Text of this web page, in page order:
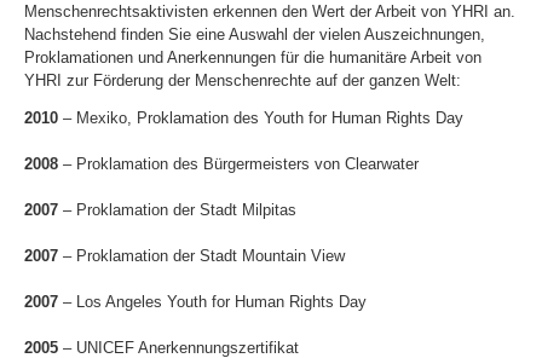
Menschenrechtsaktivisten erkennen den Wert der Arbeit von YHRI an.
Nachstehend finden Sie eine Auswahl der vielen Auszeichnungen,
Proklamationen und Anerkennungen für die humanitäre Arbeit von
YHRI zur Förderung der Menschenrechte auf der ganzen Welt:
2010 – Mexiko, Proklamation des Youth for Human Rights Day
2008 – Proklamation des Bürgermeisters von Clearwater
2007 – Proklamation der Stadt Milpitas
2007 – Proklamation der Stadt Mountain View
2007 – Los Angeles Youth for Human Rights Day
2005 – UNICEF Anerkennungszertifikat